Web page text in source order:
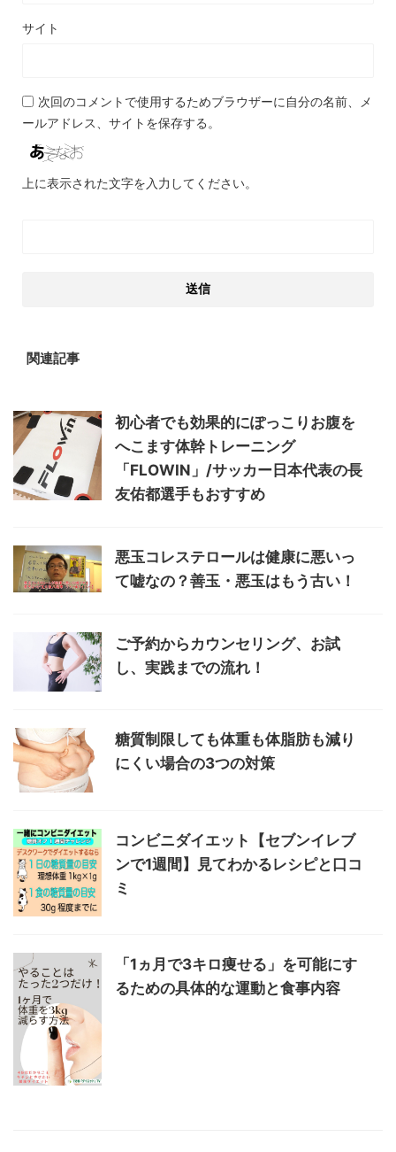
サイト
次回のコメントで使用するためブラウザーに自分の名前、メ
ールアドレス、サイトを保存する。
上に表示された文字を入力してください。
関連記事
初心者でも効果的にぽっこりお腹を
へこます体幹トレーニング
「FLOWIN」/サッカー日本代表の長
友佑都選手もおすすめ
悪玉コレステロールは健康に悪いっ
て嘘なの？善玉・悪玉はもう古い！
ご予約からカウンセリング、お試
し、実践までの流れ！
糖質制限しても体重も体脂肪も減り
にくい場合の3つの対策
コンビニダイエット【セブンイレブ
ンで1週間】見てわかるレシピと口コ
ミ
「1ヵ月で3キロ痩せる」を可能にす
るための具体的な運動と食事内容